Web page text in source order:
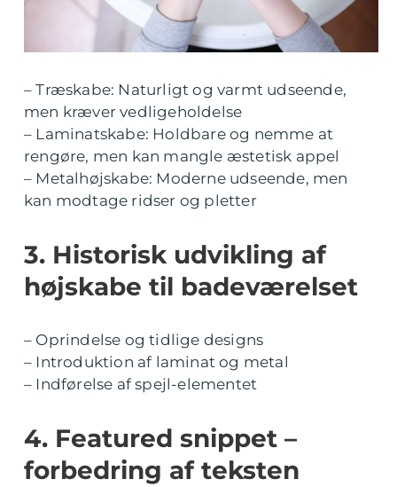
– Træskabe: Naturligt og varmt udseende,
men kræver vedligeholdelse
– Laminatskabe: Holdbare og nemme at
rengøre, men kan mangle æstetisk appel
– Metalhøjskabe: Moderne udseende, men
kan modtage ridser og pletter
3. Historisk udvikling af
højskabe til badeværelset
– Oprindelse og tidlige designs
– Introduktion af laminat og metal
– Indførelse af spejl-elementet
4. Featured snippet –
forbedring af teksten